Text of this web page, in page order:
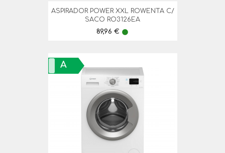
ASPIRADOR POWER XXL ROWENTA C/
SACO RO3126EA
Preço
89,96 € lens
A